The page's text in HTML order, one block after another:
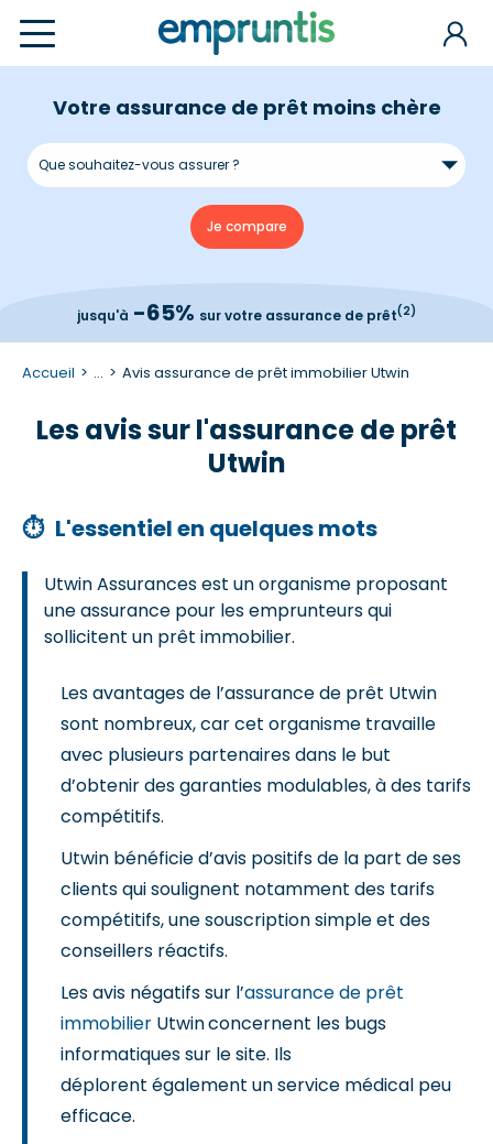
Votre assurance de prêt moins chère
jusqu'à -65% sur votre assurance de prêt(2)
Accueil ... Avis assurance de prêt immobilier Utwin
Les avis sur l'assurance de prêt
Utwin
⏱ L'essentiel en quelques mots
Utwin Assurances est un organisme proposant
une assurance pour les emprunteurs qui
sollicitent un prêt immobilier.
Les avantages de l’assurance de prêt Utwin
sont nombreux, car cet organisme travaille
avec plusieurs partenaires dans le but
d’obtenir des garanties modulables, à des tarifs
compétitifs.
Utwin bénéficie d’avis positifs de la part de ses
clients qui soulignent notamment des tarifs
compétitifs, une souscription simple et des
conseillers réactifs.
Les avis négatifs sur l’assurance de prêt
immobilier Utwinconcernent les bugs
informatiques sur le site. Ils
déplorent également un service médical peu
efficace.